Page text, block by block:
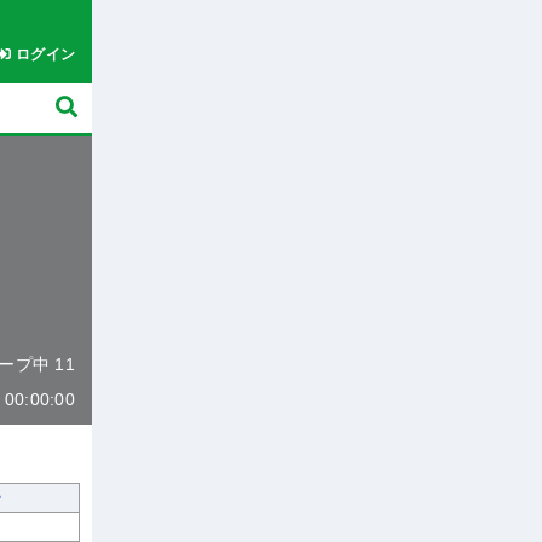
ログイン
プ中 11
00:00:00